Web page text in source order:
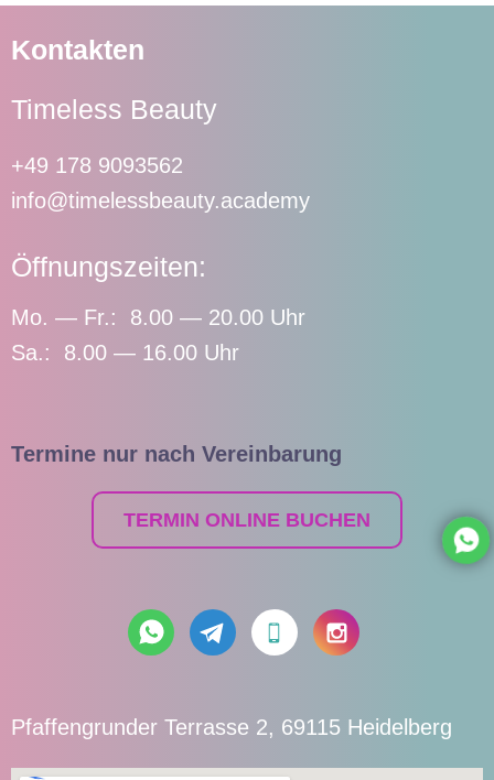
Kontakten
Timeless Beauty
+49 178 9093562
info@timelessbeauty.academy
Öffnungszeiten:
Mo. — Fr.: 8.00 — 20.00 Uhr
Sa.: 8.00 — 16.00 Uhr
Termine nur nach Vereinbarung
TERMIN ONLINE BUCHEN
Pfaffengrunder Terrasse 2, 69115 Heidelberg